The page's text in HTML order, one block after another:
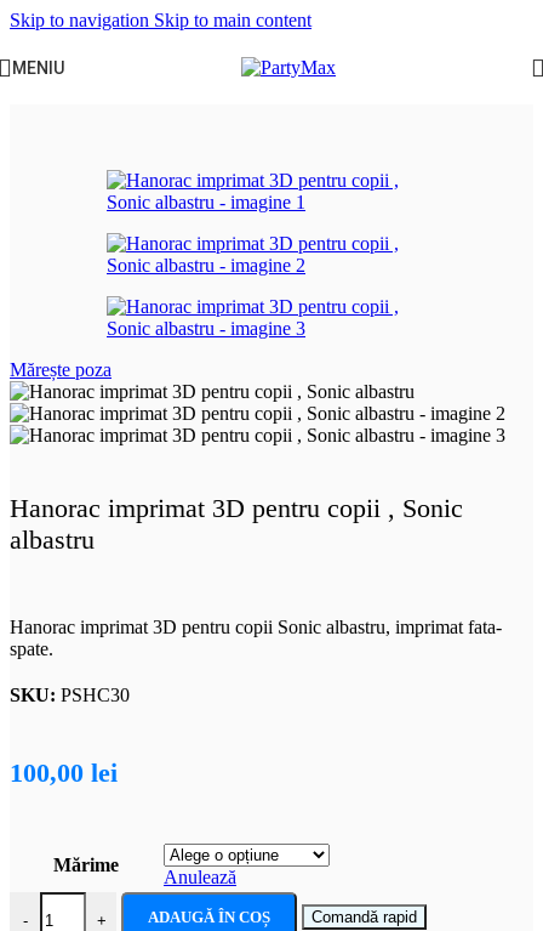
Skip to navigation Skip to main content
MENIU
Mărește poza
Hanorac imprimat 3D pentru copii , Sonic
albastru
Hanorac imprimat 3D pentru copii Sonic albastru, imprimat fata-
spate.
SKU: PSHC30
100,00 lei
Mărime
Anulează
-
Cantitate Hanorac imprimat 3D pentru copii , Sonic albastru
+ ADAUGĂ ÎN COȘ Comandă rapid